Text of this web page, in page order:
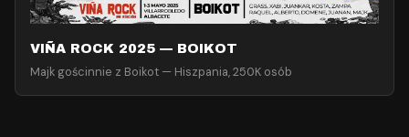
VIÑA ROCK 2025 — BOIKOT
Majk gościnnie z Boikot — Hiszpania, 250K osób